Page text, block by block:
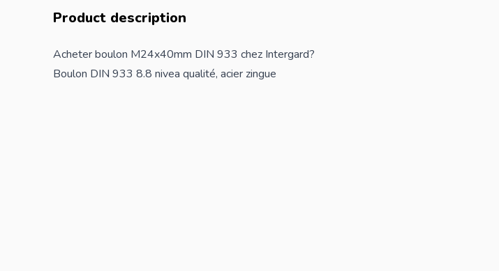
Product description
Acheter boulon M24x40mm DIN 933 chez Intergard?
Boulon DIN 933 8.8 nivea qualité, acier zingue